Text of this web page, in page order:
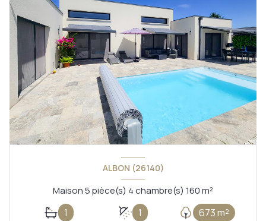
ALBON (26140)
Maison 5 pièce(s) 4 chambre(s) 160 m²
1 1 673 m²